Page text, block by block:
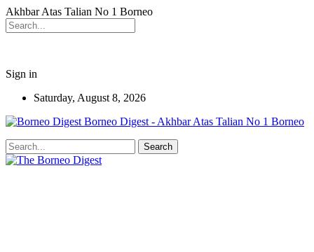
Akhbar Atas Talian No 1 Borneo
Sign in
Saturday, August 8, 2026
Borneo Digest - Akhbar Atas Talian No 1 Borneo